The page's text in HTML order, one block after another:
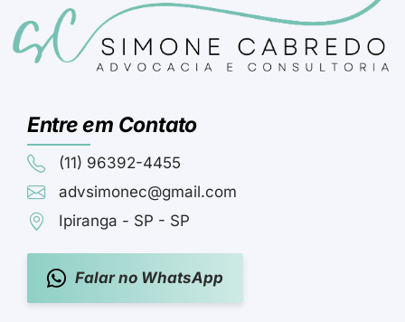
Entre em Contato
(11) 96392-4455
advsimonec@gmail.com
Ipiranga - SP - SP
Falar no WhatsApp